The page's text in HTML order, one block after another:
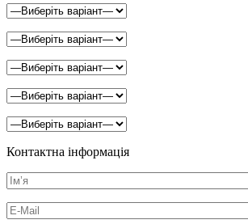
Контактна інформація